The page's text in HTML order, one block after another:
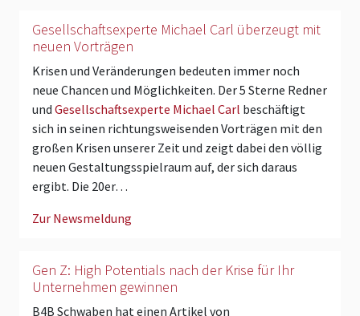
Gesellschaftsexperte Michael Carl überzeugt mit
neuen Vorträgen
Krisen und Veränderungen bedeuten immer noch
neue Chancen und Möglichkeiten. Der 5 Sterne Redner
und Gesellschaftsexperte Michael Carl beschäftigt
sich in seinen richtungsweisenden Vorträgen mit den
großen Krisen unserer Zeit und zeigt dabei den völlig
neuen Gestaltungsspielraum auf, der sich daraus
ergibt. Die 20er…
Zur Newsmeldung
Gen Z: High Potentials nach der Krise für Ihr
Unternehmen gewinnen
B4B Schwaben hat einen Artikel von